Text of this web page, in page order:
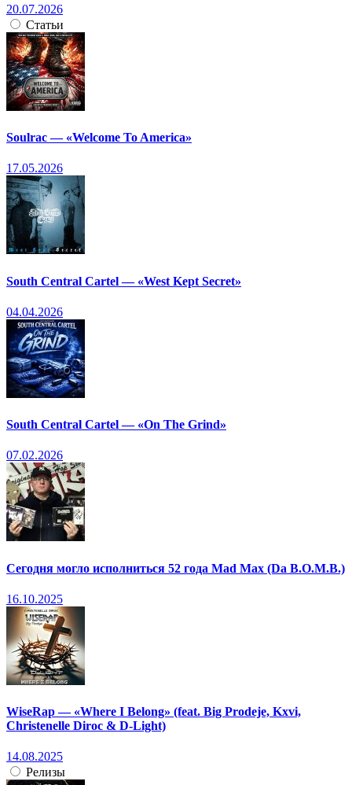
20.07.2026
Статьи
Soulrac — «Welcome To America»
17.05.2026
South Central Cartel — «West Kept Secret»
04.04.2026
South Central Cartel — «On The Grind»
07.02.2026
Сегодня могло исполниться 52 года Mad Max (Da B.O.M.B.)
16.10.2025
WiseRap — «Where I Belong» (feat. Big Prodeje, Kxvi,
Christenelle Diroc & D-Light)
14.08.2025
Релизы